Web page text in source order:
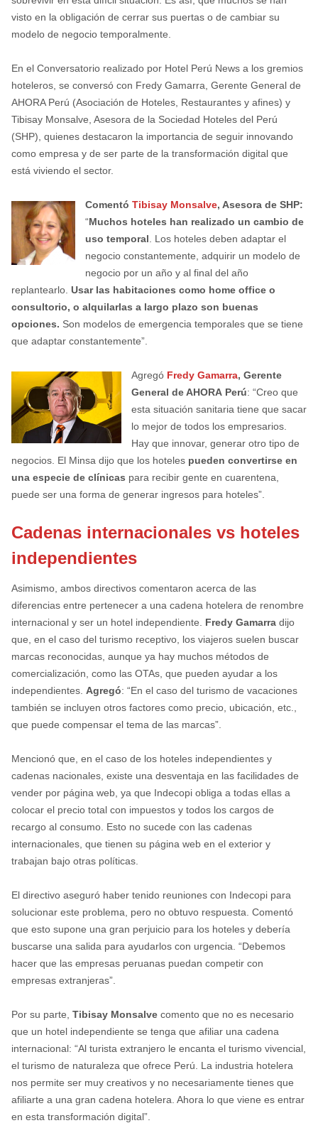
visto en la obligación de cerrar sus puertas o de cambiar su
modelo de negocio temporalmente.
En el Conversatorio realizado por Hotel Perú News a los gremios
hoteleros, se conversó con Fredy Gamarra, Gerente General de
AHORA Perú (Asociación de Hoteles, Restaurantes y afines) y
Tibisay Monsalve, Asesora de la Sociedad Hoteles del Perú
(SHP), quienes destacaron la importancia de seguir innovando
como empresa y de ser parte de la transformación digital que
está viviendo el sector.
Comentó Tibisay Monsalve, Asesora de SHP:
“Muchos hoteles han realizado un cambio de
uso temporal . Los hoteles deben adaptar el
negocio constantemente, adquirir un modelo de
negocio por un año y al final del año
replantearlo. Usar las habitaciones como home office o
consultorio, o alquilarlas a largo plazo son buenas
opciones. Son modelos de emergencia temporales que se tiene
que adaptar constantemente”.
Agregó Fredy Gamarra, Gerente
General de AHORA Perú: “Creo que
esta situación sanitaria tiene que sacar
lo mejor de todos los empresarios.
Hay que innovar, generar otro tipo de
negocios. El Minsa dijo que los hoteles pueden convertirse en
una especie de clínicas para recibir gente en cuarentena,
puede ser una forma de generar ingresos para hoteles”.
Cadenas internacionales vs hoteles
independientes
Asimismo, ambos directivos comentaron acerca de las
diferencias entre pertenecer a una cadena hotelera de renombre
internacional y ser un hotel independiente. Fredy Gamarra dijo
que, en el caso del turismo receptivo, los viajeros suelen buscar
marcas reconocidas, aunque ya hay muchos métodos de
comercialización, como las OTAs, que pueden ayudar a los
independientes. Agregó: “En el caso del turismo de vacaciones
también se incluyen otros factores como precio, ubicación, etc.,
que puede compensar el tema de las marcas”.
Mencionó que, en el caso de los hoteles independientes y
cadenas nacionales, existe una desventaja en las facilidades de
vender por página web, ya que Indecopi obliga a todas ellas a
colocar el precio total con impuestos y todos los cargos de
recargo al consumo. Esto no sucede con las cadenas
internacionales, que tienen su página web en el exterior y
trabajan bajo otras políticas.
El directivo aseguró haber tenido reuniones con Indecopi para
solucionar este problema, pero no obtuvo respuesta. Comentó
que esto supone una gran perjuicio para los hoteles y debería
buscarse una salida para ayudarlos con urgencia. “Debemos
hacer que las empresas peruanas puedan competir con
empresas extranjeras”.
Por su parte, Tibisay Monsalvecomento que no es necesario
que un hotel independiente se tenga que afiliar una cadena
internacional: “Al turista extranjero le encanta el turismo vivencial,
el turismo de naturaleza que ofrece Perú. La industria hotelera
nos permite ser muy creativos y no necesariamente tienes que
afiliarte a una gran cadena hotelera. Ahora lo que viene es entrar
en esta transformación digital”.